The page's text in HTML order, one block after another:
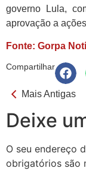
governo Lula,
aprovação a
Fonte: Gorpa
Compartilhar
Mais Antigas
Deixe
O seu endereço
obrigatórios são